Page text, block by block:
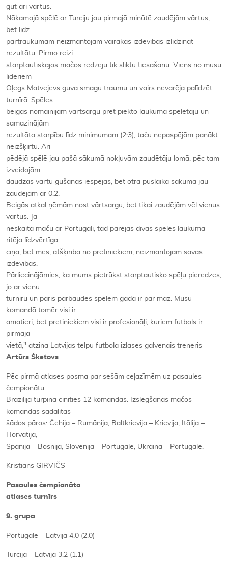
gūt arī vārtus.
Nākamajā spēlē ar Turciju jau pirmajā minūtē zaudējām vārtus,
bet līdz
pārtraukumam neizmantojām vairākas izdevības izlīdzināt
rezultātu. Pirmo reizi
starptautiskajos mačos redzēju tik sliktu tiesāšanu. Viens no mūsu
līderiem
Oļegs Matvejevs guva smagu traumu un vairs nevarēja palīdzēt
turnīrā. Spēles
beigās nomainījām vārtsargu pret piekto laukuma spēlētāju un
samazinājām
rezultāta starpību līdz minimumam (2:3), taču nepaspējām panākt
neizšķirtu. Arī
pēdējā spēlē jau pašā sākumā nokļuvām zaudētāju lomā, pēc tam
izveidojām
daudzas vārtu gūšanas iespējas, bet otrā puslaika sākumā jau
zaudējām ar 0:2.
Beigās atkal ņēmām nost vārtsargu, bet tikai zaudējām vēl vienus
vārtus.
Ja
neskaita maču ar Portugāli, tad pārējās divās spēles laukumā
ritēja līdzvērtīga
cīņa, bet mēs, atšķirībā no pretiniekiem, neizmantojām savas
izdevības.
Pārliecinājāmies, ka mums pietrūkst starptautisko spēļu pieredzes,
jo ar vienu
turnīru un pāris pārbaudes spēlēm gadā ir par maz. Mūsu
komandā tomēr visi ir
amatieri, bet pretiniekiem visi ir profesionāļi, kuriem futbols ir
pirmajā
vietā," atzina Latvijas telpu futbola izlases galvenais treneris
Artūrs Šketovs.
Pēc pirmā atlases posma par sešām ceļazīmēm uz pasaules
čempionātu
Brazīlija turpina cīnīties 12 komandas. Izslēgšanas mačos
komandas sadalītas
šādos pāros: Čehija – Rumānija, Baltkrievija – Krievija, Itālija –
Horvātija,
Spānija – Bosnija, Slovēnija – Portugāle, Ukraina – Portugāle.
Kristiāns GIRVIČS
Pasaules čempionāta
atlases turnīrs
9. grupa
Portugāle – Latvija 4:0 (2:0)
Turcija – Latvija 3:2 (1:1)